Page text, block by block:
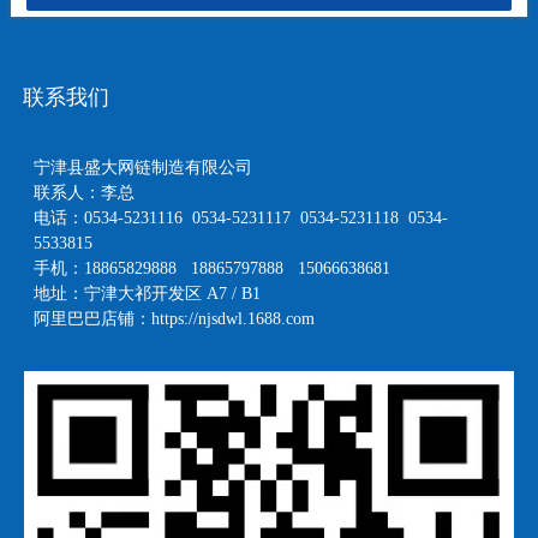
联系我们
宁津县盛大网链制造有限公司
联系人：李总
电话：0534-5231116 0534-5231117 0534-5231118 0534-
5533815
手机：18865829888 18865797888 15066638681
地址：宁津大祁开发区 A7 / B1
阿里巴巴店铺：https://njsdwl.1688.com